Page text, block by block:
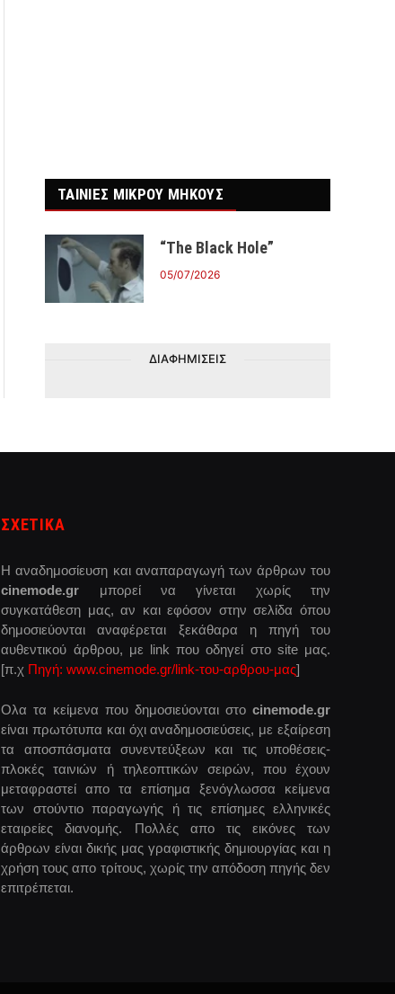
ΤΑΙΝΙΕΣ ΜΙΚΡΟΥ ΜΗΚΟΥΣ
“The Black Hole”
05/07/2026
ΔΙΑΦΗΜΙΣΕΙΣ
ΣΧΕΤΙΚΑ
Η αναδημοσίευση και αναπαραγωγή των άρθρων του
cinemode.gr μπορεί να γίνεται χωρίς την
συγκατάθεση μας, αν και εφόσον στην σελίδα όπου
δημοσιεύονται αναφέρεται ξεκάθαρα η πηγή του
αυθεντικού άρθρου, με link που οδηγεί στο site μας.
[π.χ Πηγή: www.cinemode.gr/link-του-αρθρου-μας]
Ολα τα κείμενα που δημοσιεύονται στο cinemode.gr
είναι πρωτότυπα και όχι αναδημοσιεύσεις, με εξαίρεση
τα αποσπάσματα συνεντεύξεων και τις υποθέσεις-
πλοκές ταινιών ή τηλεοπτικών σειρών, που έχουν
μεταφραστεί απο τα επίσημα ξενόγλωσσα κείμενα
των στούντιο παραγωγής ή τις επίσημες ελληνικές
εταιρείες διανομής. Πολλές απο τις εικόνες των
άρθρων είναι δικής μας γραφιστικής δημιουργίας και η
χρήση τους απο τρίτους, χωρίς την απόδοση πηγής δεν
επιτρέπεται.